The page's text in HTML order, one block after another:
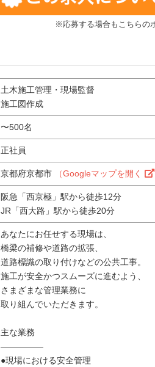
※応募する場合もこちらの
土木施工管理・現場監督
施工図作成
〜500名
正社員
京都府京都市 （Googleマップを開く
阪急「西京極」駅から徒歩12分
JR「西大路」駅から徒歩20分
あなたにお任せする現場は、
橋梁の補修や道路の拡張、
道路標識の取り付けなどの公共工事。
施工が安全かつスムーズに進むよう、
さまざまな管理業務に
取り組んでいただきます。
主な業務
―――――
●現場における安全管理